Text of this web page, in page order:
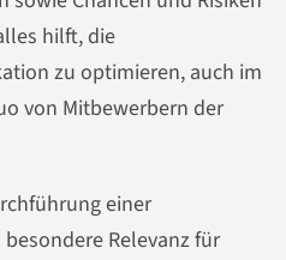
hilft, die
zu optimieren, auch im
von Mitbewerbern der
einer
Relevanz für